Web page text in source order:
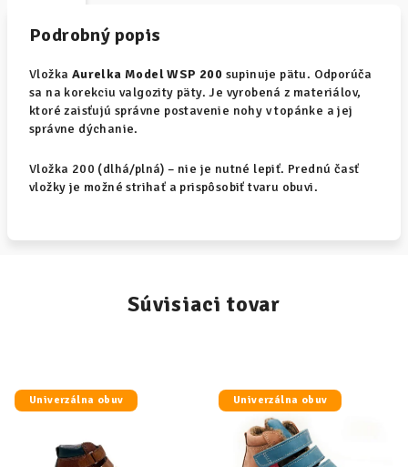
Podrobný popis
Vložka Aurelka Model WSP 200 supinuje pätu. Odporúča
sa na korekciu valgozity päty. Je vyrobená z materiálov,
ktoré zaisťujú správne postavenie nohy v topánke a jej
správne dýchanie.
Vložka 200 (dlhá/plná) – nie je nutné lepiť. Prednú časť
vložky je možné strihať a prispôsobiť tvaru obuvi.
Súvisiaci tovar
Univerzálna obuv Univerzálna obuv